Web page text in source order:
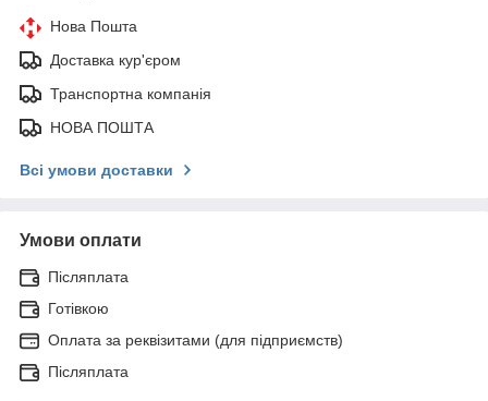
Нова Пошта
Доставка кур'єром
Транспортна компанія
НОВА ПОШТА
Всі умови доставки
Умови оплати
Післяплата
Готівкою
Оплата за реквізитами (для підприємств)
Післяплата